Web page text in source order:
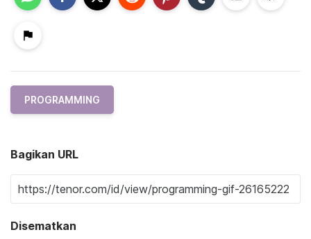
PROGRAMMING
Bagikan URL
Disematkan